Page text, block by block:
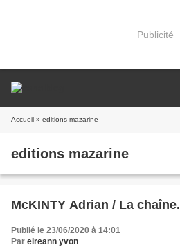
Publicité
Accueil » editions mazarine
editions mazarine
McKINTY Adrian / La chaîne.
Publié le 23/06/2020 à 14:01
Par eireann yvon